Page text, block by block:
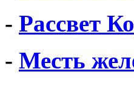
- Рассвет
- Месть